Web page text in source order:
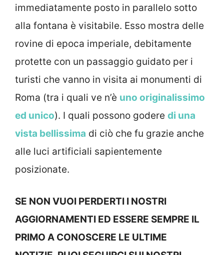
immediatamente posto in parallelo sotto
alla fontana è visitabile. Esso mostra delle
rovine di epoca imperiale, debitamente
protette con un passaggio guidato per i
turisti che vanno in visita ai monumenti di
Roma (tra i quali ve n’è uno originalissimo
ed unico). I quali possono godere di una
vista bellissima di ciò che fu grazie anche
alle luci artificiali sapientemente
posizionate.
SE NON VUOI PERDERTI I NOSTRI
AGGIORNAMENTI ED ESSERE SEMPRE IL
PRIMO A CONOSCERE LE ULTIME